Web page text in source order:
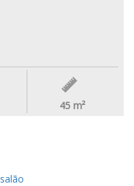
45 m²
salão